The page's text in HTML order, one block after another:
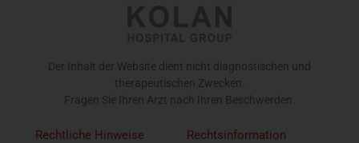
Der Inhalt der Website dient nicht diagnostischen und
therapeutischen Zwecken.
Fragen Sie Ihren Arzt nach Ihren Beschwerden.
Rechtliche Hinweise Rechtsinformation